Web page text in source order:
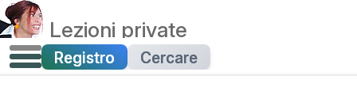
Lezioni private
Registro Cercare